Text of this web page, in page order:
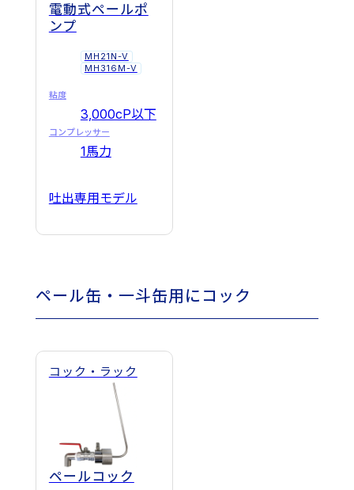
電動式ペールポ
ンプ
MH21N-V
MH316M-V
粘度
3,000cP以下
コンプレッサー
1馬力
吐出専用モデル
ペール缶・一斗缶用にコック
コック・ラック
ペールコック